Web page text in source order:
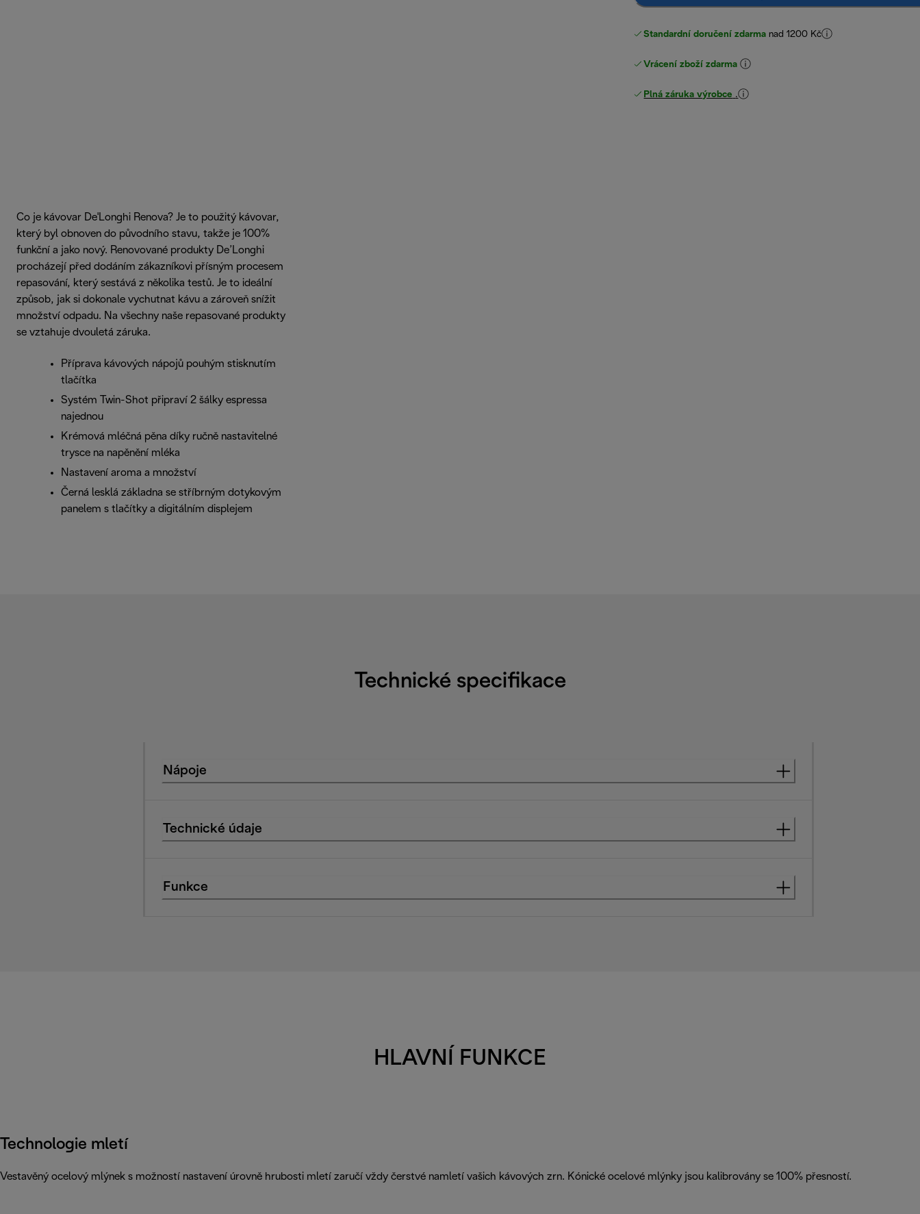
Standardní doručení zdarma nad 1200 Kč
Vrácení zboží zdarma
Plná záruka výrobce .
Co je kávovar De'Longhi Renova? Je to použitý kávovar,
který byl obnoven do původního stavu, takže je 100%
funkční a jako nový. Renovované produkty De’Longhi
procházejí před dodáním zákazníkovi přísným procesem
repasování, který sestává z několika testů. Je to ideální
způsob, jak si dokonale vychutnat kávu a zároveň snížit
množství odpadu. Na všechny naše repasované produkty
se vztahuje dvouletá záruka.
Příprava kávových nápojů pouhým stisknutím
tlačítka
Systém Twin-Shot připraví 2 šálky espressa
najednou
Krémová mléčná pěna díky ručně nastavitelné
trysce na napěnění mléka
Nastavení aroma a množství
Černá lesklá základna se stříbrným dotykovým
panelem s tlačítky a digitálním displejem
Technické specifikace
Nápoje
Technické údaje
Funkce
HLAVNÍ FUNKCE
Technologie mletí
Vestavěný ocelový mlýnek s možností nastavení úrovně hrubosti mletí zaručí vždy čerstvé namletí vašich kávových zrn. Kónické ocelové mlýnky jsou kalibrovány se 100% přesností.